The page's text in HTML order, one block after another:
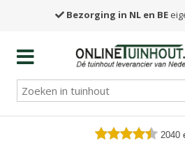
Bezorging in NL en BE
2040